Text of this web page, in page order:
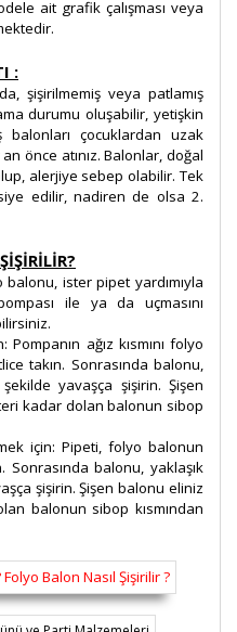
ait grafik çalışması veya
:
şişirilmemiş veya patlamış
durumu oluşabilir, yetişkin
balonları çocuklardan uzak
önce atınız. Balonlar, doğal
alerjiye sebep olabilir. Tek
edilir, nadiren de olsa 2.
ister pipet yardımıyla
ile ya da uçmasını
ağız kısmını folyo
takın. Sonrasında balonu,
yavaşça şişirin. Şişen
kadar dolan balonun sibop
için: Pipeti, folyo balonun
balonu, yaklaşık
şişirin. Şişen balonu eliniz
balonun sibop kısmından